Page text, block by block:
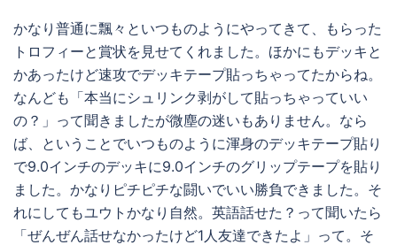
かなり普通に飄々といつものようにやってきて、もらった
トロフィーと賞状を見せてくれました。ほかにもデッキと
かあったけど速攻でデッキテープ貼っちゃってたからね。
なんども「本当にシュリンク剥がして貼っちゃっていい
の？」って聞きましたが微塵の迷いもありません。なら
ば、ということでいつものように渾身のデッキテープ貼り
で9.0インチのデッキに9.0インチのグリップテープを貼り
ました。かなりピチピチな闘いでいい勝負できました。そ
れにしてもユウトかなり自然。英語話せた？って聞いたら
「ぜんぜん話せなかったけど1人友達できたよ」って。そ